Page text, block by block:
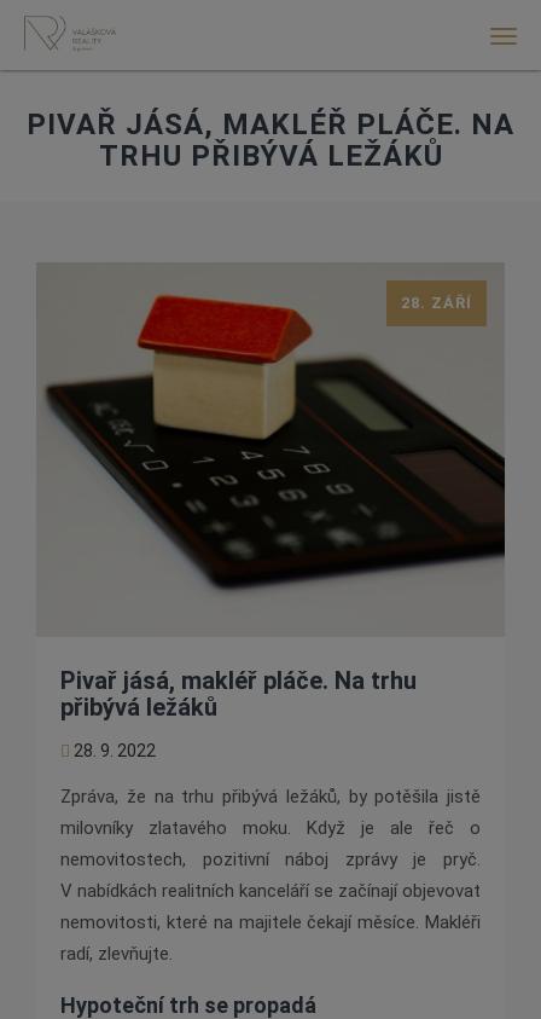
PIVAŘ JÁSÁ, MAKLÉŘ PLÁČE. NA
TRHU PŘIBÝVÁ LEŽÁKŮ
Pivař jásá, makléř pláče. Na trhu
přibývá ležáků
28. 9. 2022
28. ZÁŘÍ
Zpráva, že na trhu přibývá ležáků, by potěšila jistě
milovníky zlatavého moku. Když je ale řeč o
nemovitostech, pozitivní náboj zprávy je pryč.
V nabídkách realitních kanceláří se začínají objevovat
nemovitosti, které na majitele čekají měsíce. Makléři
radí, zlevňujte.
Hypoteční trh se propadá